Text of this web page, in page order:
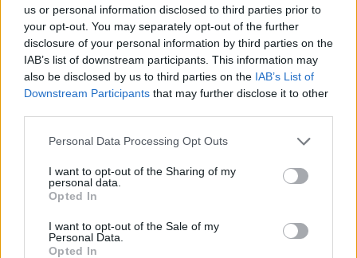
us or personal information disclosed to third parties prior to
your opt-out. You may separately opt-out of the further
disclosure of your personal information by third parties on the
IAB’s list of downstream participants. This information may
also be disclosed by us to third parties on the IAB’s List of
Downstream Participants that may further disclose it to other
Please note that this website/app uses one or more Google
not limited to your visit or usage behaviour. You may click to
grant or deny consent to Google and its third-party tags to
use your data for below specified purposes in below Google
consent section.
Personal Data Processing Opt Outs
I want to opt-out of the Sharing of my
personal data.
Opted In
I want to opt-out of the Sale of my
Personal Data.
Opted In